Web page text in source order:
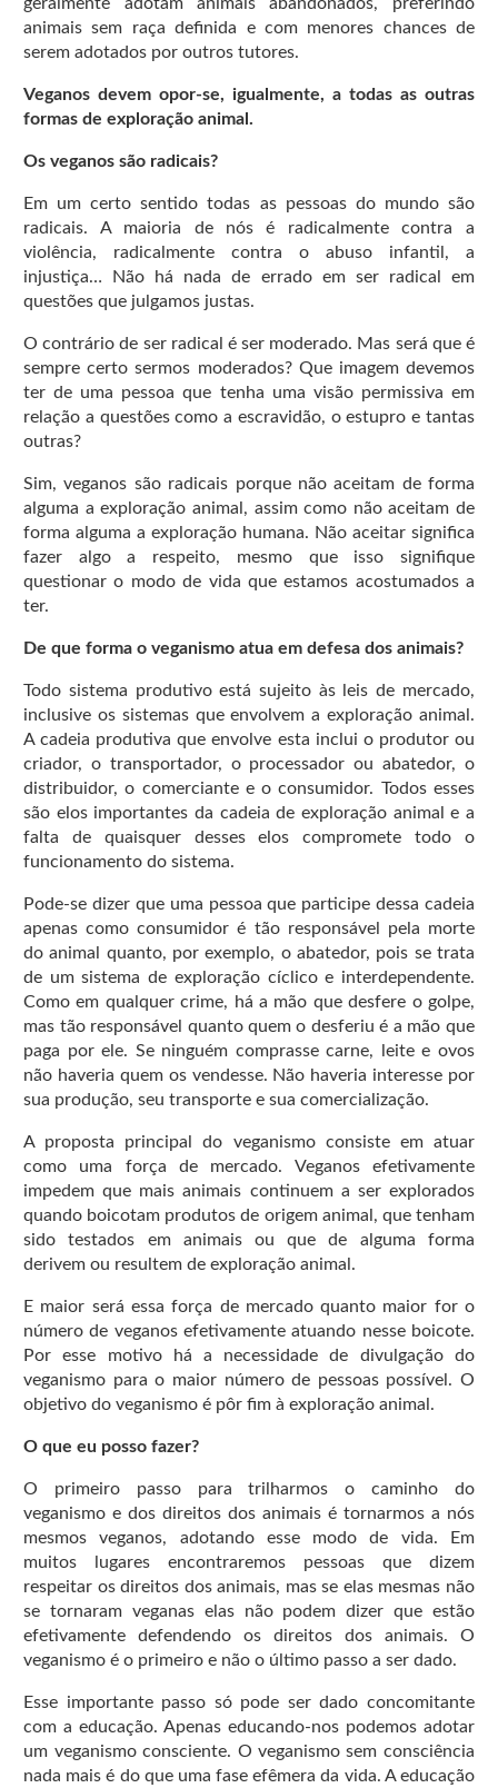
animais sem raça definida e com menores chances de
serem adotados por outros tutores.
Veganos devem opor-se, igualmente, a todas as outras
formas de exploração animal.
Os veganos são radicais?
Em um certo sentido todas as pessoas do mundo são
radicais. A maioria de nós é radicalmente contra a
violência, radicalmente contra o abuso infantil, a
injustiça… Não há nada de errado em ser radical em
questões que julgamos justas.
O contrário de ser radical é ser moderado. Mas será que é
sempre certo sermos moderados? Que imagem devemos
ter de uma pessoa que tenha uma visão permissiva em
relação a questões como a escravidão, o estupro e tantas
outras?
Sim, veganos são radicais porque não aceitam de forma
alguma a exploração animal, assim como não aceitam de
forma alguma a exploração humana. Não aceitar significa
fazer algo a respeito, mesmo que isso signifique
questionar o modo de vida que estamos acostumados a
ter.
De que forma o veganismo atua em defesa dos animais?
Todo sistema produtivo está sujeito às leis de mercado,
inclusive os sistemas que envolvem a exploração animal.
A cadeia produtiva que envolve esta inclui o produtor ou
criador, o transportador, o processador ou abatedor, o
distribuidor, o comerciante e o consumidor. Todos esses
são elos importantes da cadeia de exploração animal e a
falta de quaisquer desses elos compromete todo o
funcionamento do sistema.
Pode-se dizer que uma pessoa que participe dessa cadeia
apenas como consumidor é tão responsável pela morte
do animal quanto, por exemplo, o abatedor, pois se trata
de um sistema de exploração cíclico e interdependente.
Como em qualquer crime, há a mão que desfere o golpe,
mas tão responsável quanto quem o desferiu é a mão que
paga por ele. Se ninguém comprasse carne, leite e ovos
não haveria quem os vendesse. Não haveria interesse por
sua produção, seu transporte e sua comercialização.
A proposta principal do veganismo consiste em atuar
como uma força de mercado. Veganos efetivamente
impedem que mais animais continuem a ser explorados
quando boicotam produtos de origem animal, que tenham
sido testados em animais ou que de alguma forma
derivem ou resultem de exploração animal.
E maior será essa força de mercado quanto maior for o
número de veganos efetivamente atuando nesse boicote.
Por esse motivo há a necessidade de divulgação do
veganismo para o maior número de pessoas possível. O
objetivo do veganismo é pôr fim à exploração animal.
O que eu posso fazer?
O primeiro passo para trilharmos o caminho do
veganismo e dos direitos dos animais é tornarmos a nós
mesmos veganos, adotando esse modo de vida. Em
muitos lugares encontraremos pessoas que dizem
respeitar os direitos dos animais, mas se elas mesmas não
se tornaram veganas elas não podem dizer que estão
efetivamente defendendo os direitos dos animais. O
veganismo é o primeiro e não o último passo a ser dado.
Esse importante passo só pode ser dado concomitante
com a educação. Apenas educando-nos podemos adotar
um veganismo consciente. O veganismo sem consciência
nada mais é do que uma fase efêmera da vida. A educação